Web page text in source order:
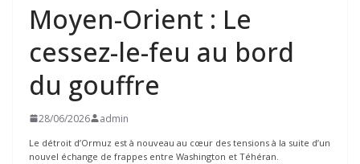
Moyen-Orient : Le
cessez-le-feu au bord
du gouffre
28/06/2026 admin
Le détroit d’Ormuz est à nouveau au cœur des tensions à la suite d’un
nouvel échange de frappes entre Washington et Téhéran.